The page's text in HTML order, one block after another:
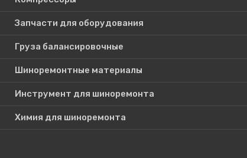
Запчасти для оборудования
Груза балансировочные
Шиноремонтные материалы
Инструмент для шиноремонта
Химия для шиноремонта
Каталог
Шиномонтажное
оборудование
Инструмент для СТО